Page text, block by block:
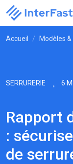
Accueil Modèles
SERRURERIE 6
Rapport
:
de